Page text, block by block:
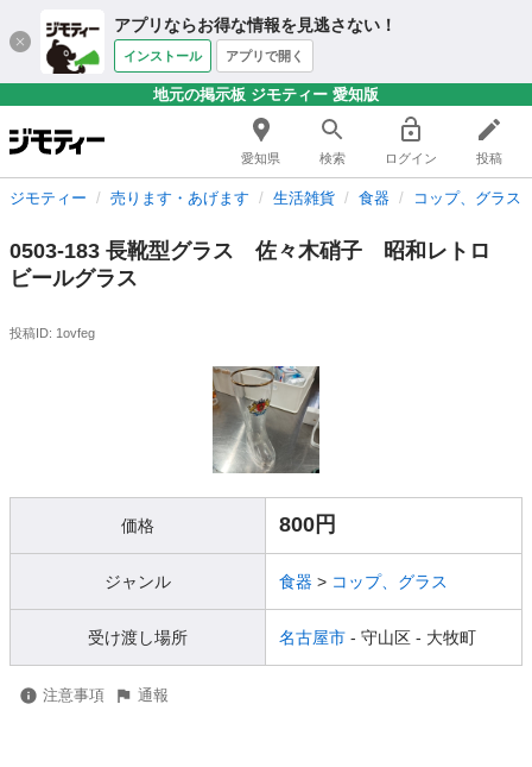
アプリならお得な情報を見逃さない！
インストール アプリで開く
地元の掲示板 ジモティー 愛知版
愛知県 検索 ログイン 投稿
ジモティー 売ります・あげます 生活雑貨 食器 コップ、グラス
0503-183 長靴型グラス 佐々木硝子 昭和レトロ
ビールグラス
投稿ID: 1ovfeg
価格 800円
ジャンル 食器 > コップ、グラス
受け渡し場所 名古屋市 - 守山区 - 大牧町
注意事項 通報